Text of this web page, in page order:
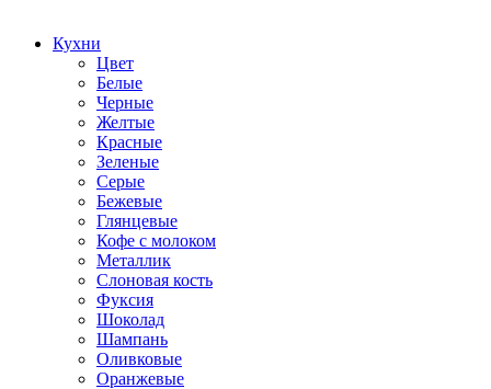
Кухни
Цвет
Белые
Черные
Желтые
Красные
Зеленые
Серые
Бежевые
Глянцевые
Кофе с молоком
Металлик
Слоновая кость
Фуксия
Шоколад
Шампань
Оливковые
Оранжевые